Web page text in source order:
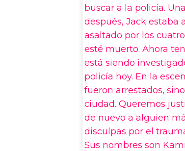
buscar a la policía.
después, Jack estaba
asaltado por los
esté muerto. Ahora
está siendo
policía hoy. En la
fueron arrestados,
ciudad. Queremos
de nuevo a alguien
disculpas por el
Sus nombres son